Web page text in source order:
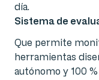
día.
Sistema de
Que permite
herramientas
autónomo y 100